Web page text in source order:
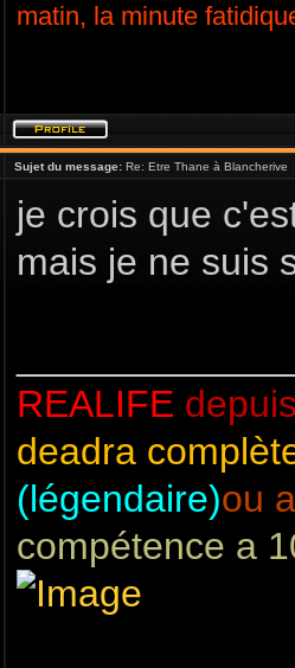
matin, la minute
Sujet du message: Re: Etre Thane à Blancherive
je crois que
mais je ne suis
REALIFE
deadra
(légendaire)ou
compétence a